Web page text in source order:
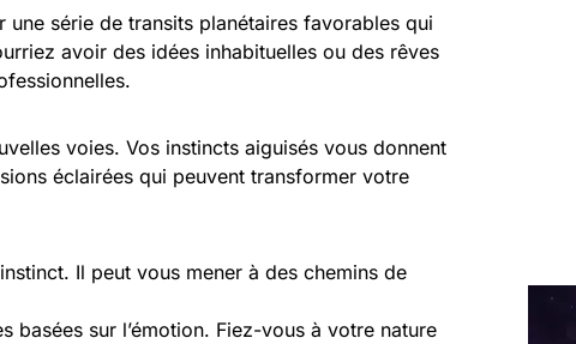
série de transits planétaires favorables qui
avoir des idées inhabituelles ou des rêves
voies. Vos instincts aiguisés vous donnent
éclairées qui peuvent transformer votre
Il peut vous mener à des chemins de
sur l’émotion. Fiez-vous à votre nature